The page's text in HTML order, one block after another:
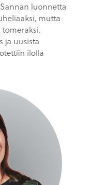
luonnetta
mutta
ja uusista
ilolla